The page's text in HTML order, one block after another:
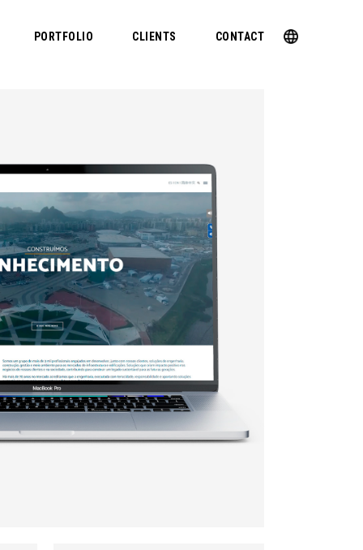
PORTFOLIO CLIENTS CONTACT
Concremat